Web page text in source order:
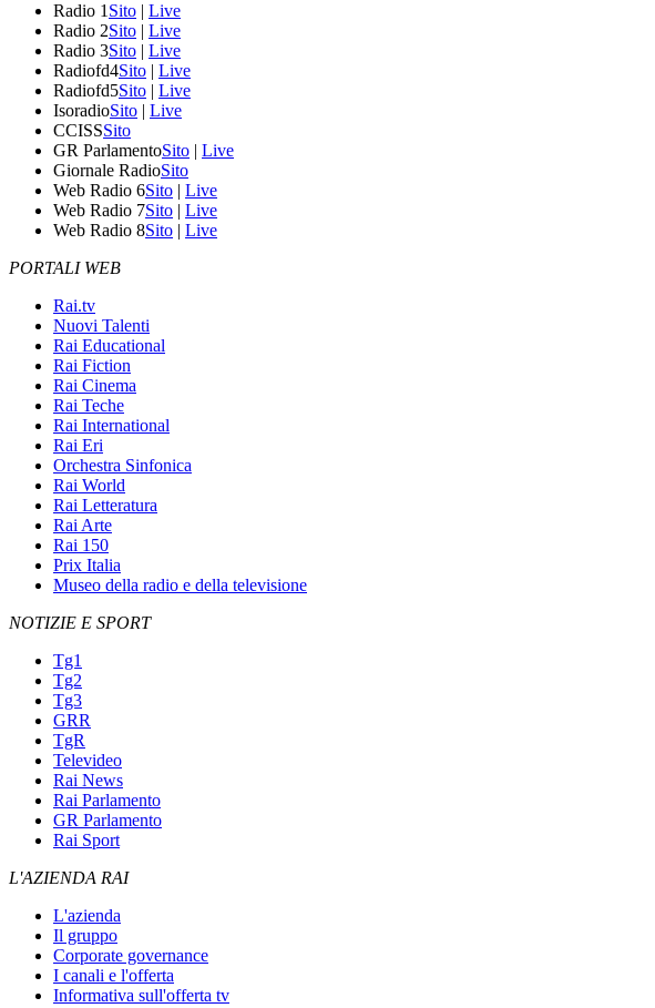
Radio 1 Sito | Live
Radio 2Sito | Live
Radio 3Sito | Live
Radiofd4Sito | Live
Radiofd5Sito | Live
IsoradioSito | Live
CCISSSito
GR ParlamentoSito | Live
Giornale RadioSito
Web Radio 6Sito | Live
Web Radio 7Sito | Live
Web Radio 8Sito | Live
PORTALI WEB
Rai.tv
Nuovi Talenti
Rai Educational
Rai Fiction
Rai Cinema
Rai Teche
Rai International
Rai Eri
Orchestra Sinfonica
Rai World
Rai Letteratura
Rai Arte
Rai 150
Prix Italia
Museo della radio e della televisione
NOTIZIE E SPORT
Tg1
Tg2
Tg3
GRR
TgR
Televideo
Rai News
Rai Parlamento
GR Parlamento
Rai Sport
L'AZIENDA RAI
L'azienda
Il gruppo
Corporate governance
I canali e l'offerta
Informativa sull'offerta tv